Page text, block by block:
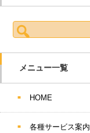
検索:
メニュー一覧
HOME
各種サービス案内